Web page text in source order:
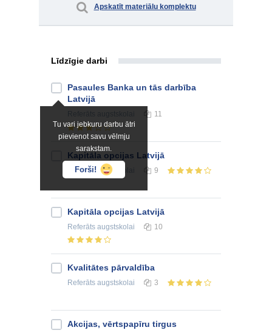
Apskatīt materiālu komplektu
Līdzīgie darbi
Tu vari jebkuru darbu ātri
pievienot savu vēlmju
sarakstam.
Forši!
Pasaules Banka un tās darbība
Latvijā
11
Kapitāla opcijas Latvijā
Referātsaugstskolai 9
Kapitāla opcijas Latvijā
Referāts augstskolai 10
Kvalitātes pārvaldība
Referāts augstskolai 3
Akcijas, vērtspapīru tirgus